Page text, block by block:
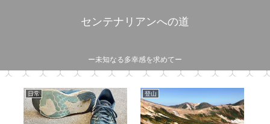
センテナリアンへの道
ー未知なる多幸感を求めてー
日常 出張・旅